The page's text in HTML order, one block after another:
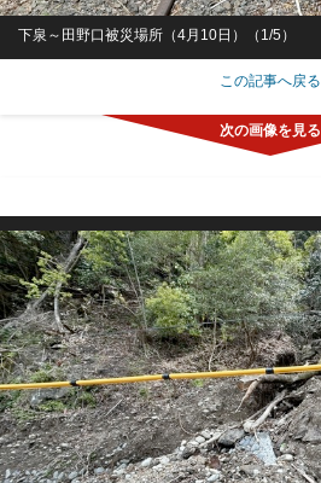
下泉～田野口被災場所（4月10日）（1/5）
この記事へ戻る